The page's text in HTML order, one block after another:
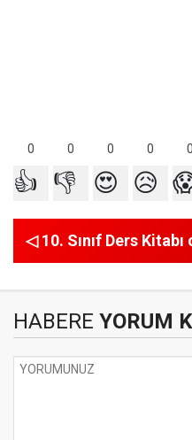
0 0 0 0 0
👍 👎 😍 😥
◁ 10. Sınıf Ders
HABERE YORUM